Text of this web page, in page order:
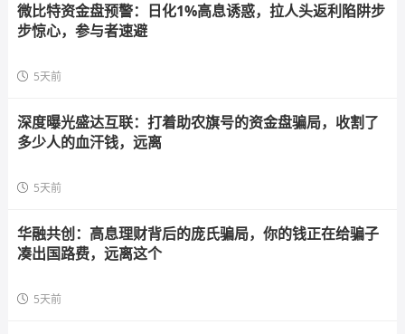
微比特资金盘预警：日化1%高息诱惑，拉人头返利陷阱步
步惊心，参与者速避
5天前
深度曝光盛达互联：打着助农旗号的资金盘骗局，收割了
多少人的血汗钱，远离
5天前
华融共创：高息理财背后的庞氏骗局，你的钱正在给骗子
凑出国路费，远离这个
5天前